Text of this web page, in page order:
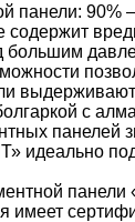
панели: 90%
содержит
с
панелей
имеет